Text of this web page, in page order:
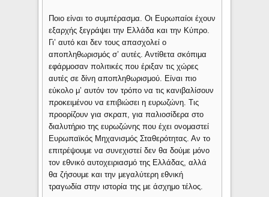
Ποιο είναι το συμπέρασμα. Οι Ευρωπαίοι έχουν
εξαρχής ξεγράψει την Ελλάδα και την Κύπρο.
Γι’ αυτό και δεν τους απασχολεί ο
αποπληθωρισμός σ’ αυτές. Αντίθετα σκόπιμα
εφάρμοσαν πολιτικές που έριξαν τις χώρες
αυτές σε δίνη αποπληθωρισμού. Είναι πιο
εύκολο μ’ αυτόν τον τρόπο να τις κανιβαλίσουν
προκειμένου να επιβιώσει η ευρωζώνη. Τις
προορίζουν για σκραπ, για παλιοσίδερα στο
διαλυτήριο της ευρωζώνης που έχει ονομαστεί
Ευρωπαϊκός Μηχανισμός Σταθερότητας. Αν το
επιτρέψουμε να συνεχιστεί δεν θα δούμε μόνο
τον εθνικό αυτοχειριασμό της Ελλάδας, αλλά
θα ζήσουμε και την μεγαλύτερη εθνική
τραγωδία στην ιστορία της με άσχημο τέλος.